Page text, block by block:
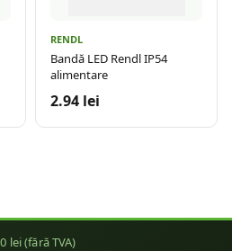
RENDL
Bandă LED Rendl IP54
alimentare
2.94 lei
lei (fără TVA)